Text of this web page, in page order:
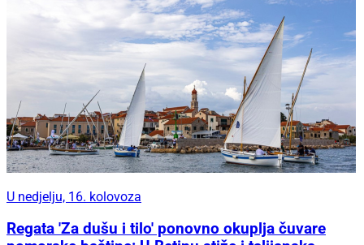
U nedjelju, 16. kolovoza
Regata 'Za dušu i tilo' ponovno okuplja čuvare